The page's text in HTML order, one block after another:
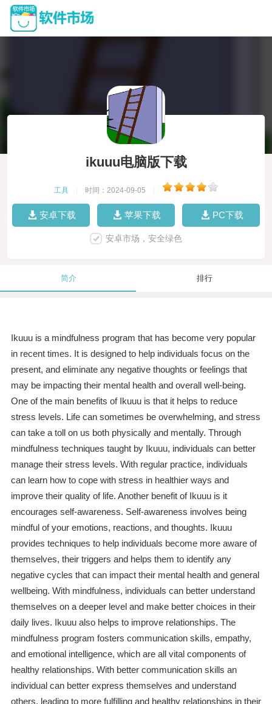
ikuuu电脑版下载
工具 时间：2024-09-05
安卓下载 苹果下载 PC下载
安卓市场，安全绿色
简介 排行
Ikuuu is a mindfulness program that has become very popular
in recent times. It is designed to help individuals focus on the
present, and eliminate any negative thoughts or feelings that
may be impacting their mental health and overall well-being.
One of the main benefits of Ikuuu is that it helps to reduce
stress levels. Life can sometimes be overwhelming, and stress
can take a toll on us both physically and mentally. Through
mindfulness techniques taught by Ikuuu, individuals can better
manage their stress levels. With regular practice, individuals
can learn how to cope with stress in healthier ways and
improve their quality of life. Another benefit of Ikuuu is it
encourages self-awareness. Self-awareness involves being
mindful of your emotions, reactions, and thoughts. Ikuuu
provides techniques to help individuals become more aware of
themselves, their triggers and helps them to identify any
negative cycles that can impact their mental health and general
wellbeing. With mindfulness, individuals can better understand
themselves on a deeper level and make better choices in their
daily lives. Ikuuu also helps to improve relationships. The
mindfulness program fosters communication skills, empathy,
and emotional intelligence, which are all vital components of
healthy relationships. With better communication skills an
individual can better express themselves and understand
others, leading to more fulfilling and healthy relationships in their